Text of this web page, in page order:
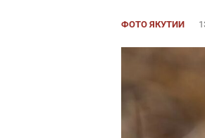
ФОТО ЯКУТИИ